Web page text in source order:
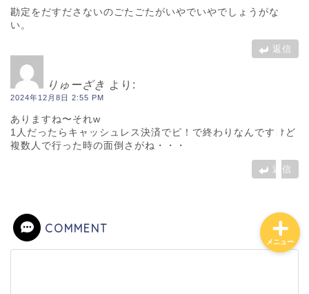
勘定をだすださないのごたごたがいやでいやでしょうがな
い。
返信
りゅーざき より:
2024年12月8日 2:55 PM
ありますね〜それw
1人だったらキャッシュレス決済でピ！で終わりなんですけど
複数人で行った時の面倒さがね・・・
返信
COMMENT
メニュー